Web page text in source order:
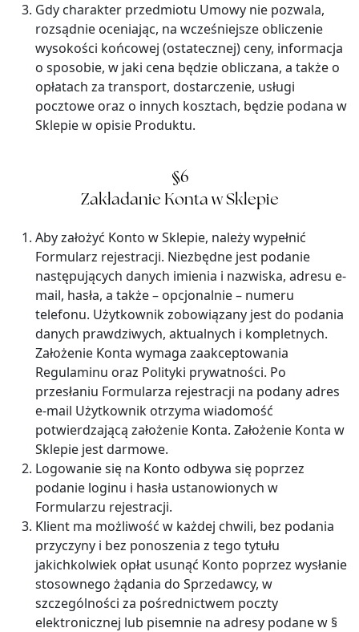
Gdy charakter przedmiotu Umowy nie pozwala,
rozsądnie oceniając, na wcześniejsze obliczenie
wysokości końcowej (ostatecznej) ceny, informacja
o sposobie, w jaki cena będzie obliczana, a także o
opłatach za transport, dostarczenie, usługi
pocztowe oraz o innych kosztach, będzie podana w
Sklepie w opisie Produktu.
§6
Zakładanie Konta w Sklepie
Aby założyć Konto w Sklepie, należy wypełnić
Formularz rejestracji. Niezbędne jest podanie
następujących danych imienia i nazwiska, adresu e-
mail, hasła, a także – opcjonalnie – numeru
telefonu. Użytkownik zobowiązany jest do podania
danych prawdziwych, aktualnych i kompletnych.
Założenie Konta wymaga zaakceptowania
Regulaminu oraz Polityki prywatności. Po
przesłaniu Formularza rejestracji na podany adres
e-mail Użytkownik otrzyma wiadomość
potwierdzającą założenie Konta. Założenie Konta w
Sklepie jest darmowe.
Logowanie się na Konto odbywa się poprzez
podanie loginu i hasła ustanowionych w
Formularzu rejestracji.
Klient ma możliwość w każdej chwili, bez podania
przyczyny i bez ponoszenia z tego tytułu
jakichkolwiek opłat usunąć Konto poprzez wysłanie
stosownego żądania do Sprzedawcy, w
szczególności za pośrednictwem poczty
elektronicznej lub pisemnie na adresy podane w §